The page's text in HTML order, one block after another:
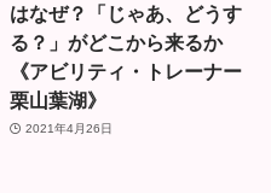
はなぜ？「じゃあ、どうす
る？」がどこから来るか
《アビリティ・トレーナー
栗山葉湖》
2021年4月26日